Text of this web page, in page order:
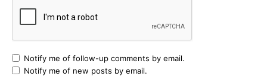
Notify me of follow-up comments by email.
Notify me of new posts by email.